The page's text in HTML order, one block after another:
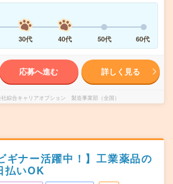
30代 40代 50代 60代
応募へ進む 詳しく見る
綜合キャリアオプション 製造事業部（全国）
ギナー活躍中！】工業薬品の
払いOK